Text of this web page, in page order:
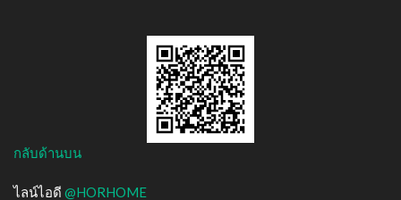
กลับด้านบน
ไลน์ไอดี @HORHOME